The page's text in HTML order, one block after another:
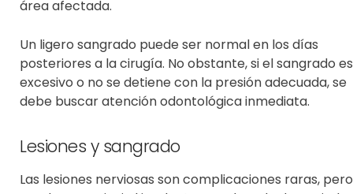
área afectada.
Un ligero sangrado puede ser normal en los días
posteriores a la cirugía. No obstante, si el sangrado es
excesivo o no se detiene con la presión adecuada, se
debe buscar atención odontológica inmediata.
Lesiones y sangrado
Las lesiones nerviosas son complicaciones raras, pero